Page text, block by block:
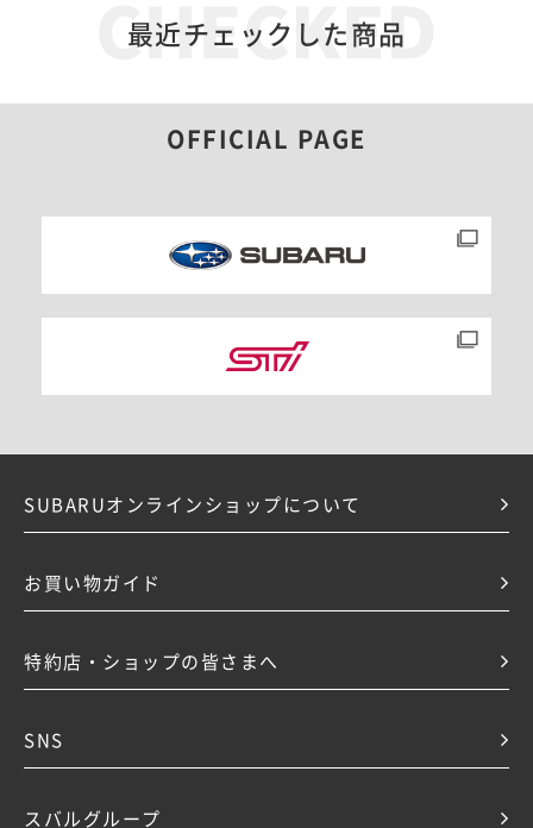
最近チェックした商品
OFFICIAL PAGE
SUBARUオンラインショップについて
お買い物ガイド
特約店・ショップの皆さまへ
SNS
スバルグループ